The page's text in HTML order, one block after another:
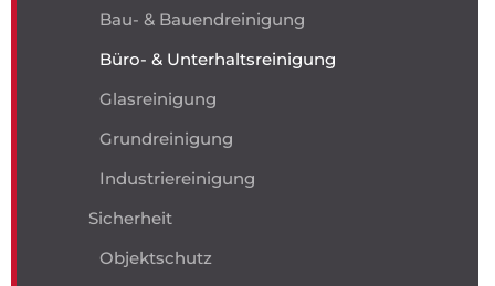
Bau- & Bauendreinigung
Büro- & Unterhaltsreinigung
Glasreinigung
Grundreinigung
Industriereinigung
Sicherheit
Objektschutz